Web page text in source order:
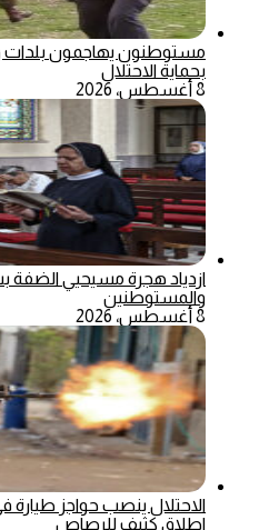
مستوطنون يهاجمون بلدات
بحماية الاحتلال
8 أغسطس، 2026
ازدياد هجرة مسيحيي الضفة
والمستوطنين
8 أغسطس، 2026
الاحتلال ينصب حواجز
اطلاق كثيف للرصاص